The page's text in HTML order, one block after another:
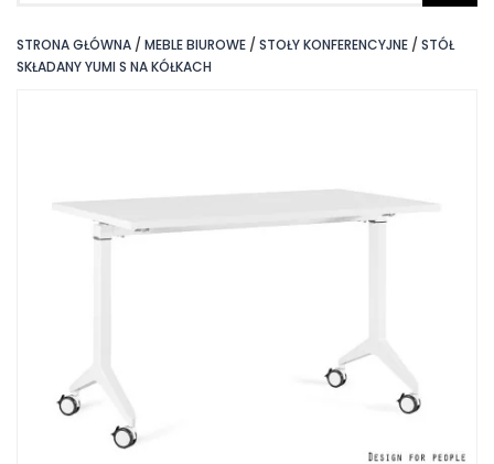
STRONA GŁÓWNA MEBLE BIUROWE STOŁY KONFERENCYJNE
STÓŁ
SKŁADANY YUMI S NA KÓŁKACH